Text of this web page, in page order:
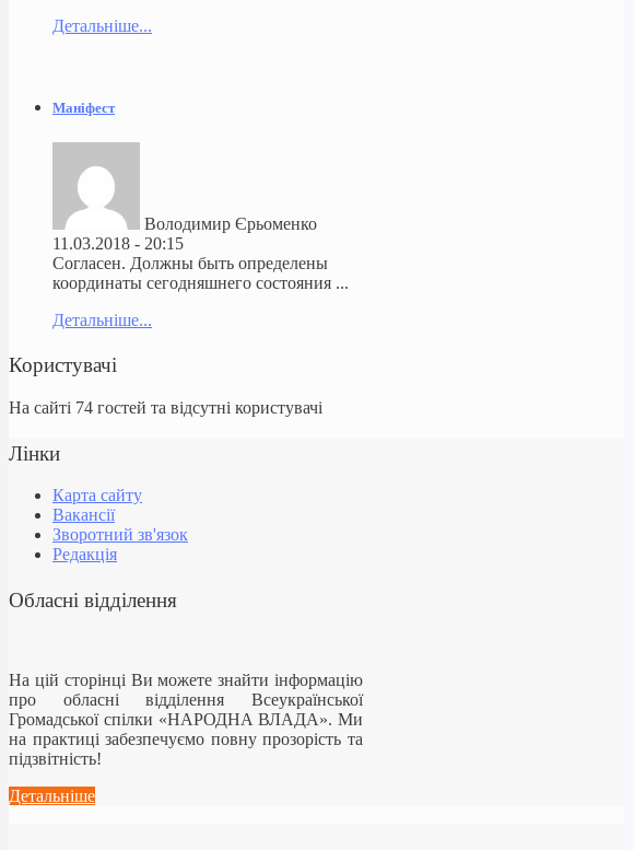
Детальніше...
Маніфест
Володимир Єрьоменко
11.03.2018 - 20:15
Согласен. Должны быть определены
координаты сегодняшнего состояния ...
Детальніше...
Користувачі
На сайті 74 гостей та відсутні користувачі
Лінки
Карта сайту
Вакансії
Зворотний зв'язок
Редакція
Обласні відділення
На цій сторінці Ви можете знайти інформацію
про обласні відділення Всеукраїнської
Громадської спілки «НАРОДНА ВЛАДА». Ми
на практиці забезпечуємо повну прозорість та
підзвітність!
Детальніше